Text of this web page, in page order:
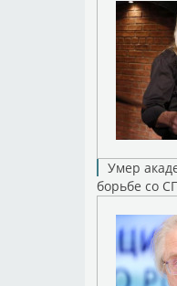
Умер
борьбе со